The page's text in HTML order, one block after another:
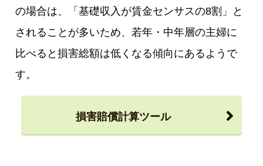
の場合は、「基礎収入が賃金センサスの8割」と
されることが多いため、若年・中年層の主婦に
比べると損害総額は低くなる傾向にあるようで
す。
損害賠償計算ツール